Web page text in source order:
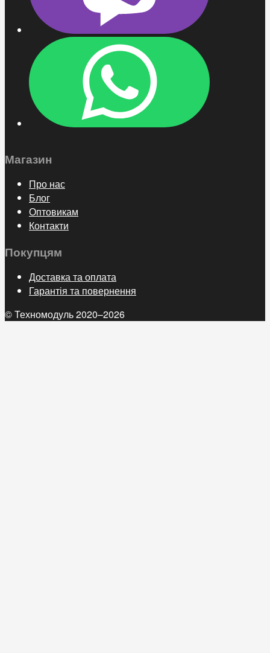
Магазин
Про нас
Блог
Оптовикам
Контакти
Покупцям
Доставка та оплата
Гарантія та повернення
© Техномодуль 2020–2026